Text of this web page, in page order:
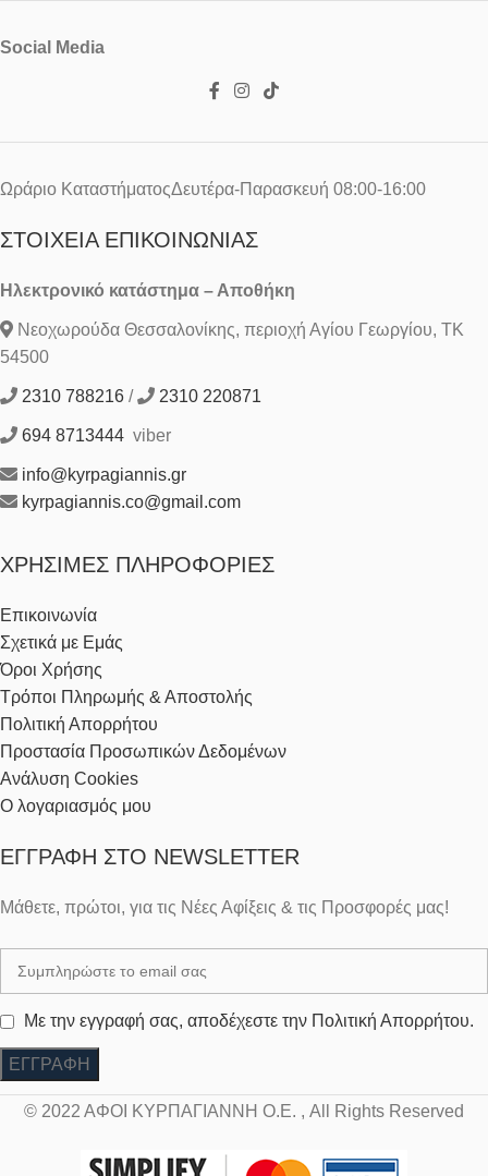
Social Media
Ωράριο ΚαταστήματοςΔευτέρα-Παρασκευή 08:00-16:00
ΣΤΟΙΧΕΊΑ ΕΠΙΚΟΙΝΩΝΊΑΣ
Ηλεκτρονικό κατάστημα – Αποθήκη
Νεοχωρούδα Θεσσαλονίκης, περιοχή Αγίου Γεωργίου, ΤΚ
54500
2310 788216 / 2310 220871
694 8713444 viber
info@kyrpagiannis.gr
kyrpagiannis.co@gmail.com
ΧΡΉΣΙΜΕΣ ΠΛΗΡΟΦΟΡΊΕΣ
Επικοινωνία
Σχετικά με Εμάς
Όροι Χρήσης
Τρόποι Πληρωμής & Αποστολής
Πολιτική Απορρήτου
Προστασία Προσωπικών Δεδομένων
Ανάλυση Cookies
Ο λογαριασμός μου
ΕΓΓΡΑΦΉ ΣΤΟ NEWSLETTER
Μάθετε, πρώτοι, για τις Νέες Αφίξεις & τις Προσφορές μας!
Με την εγγραφή σας, αποδέχεστε την Πολιτική Απορρήτου.
© 2022 ΑΦΟΙ ΚΥΡΠΑΓΙΑΝΝΗ Ο.Ε. , All Rights Reserved